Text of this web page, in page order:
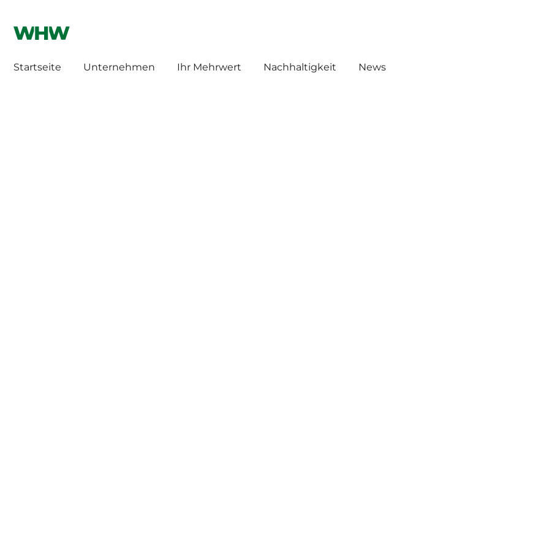
Startseite Unternehmen Ihr Mehrwert Nachhaltigkeit News